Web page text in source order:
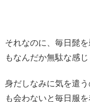
それなのに、毎日髭
もなんだか無駄な感じ
身だしなみに気を遣
も会わないと毎日服